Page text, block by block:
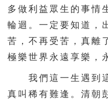
451 452
456 457
多做利益眾生的事情
輪迴。一定要知道，
苦，不再受苦，真離
極樂世界永遠享樂，
我們這一生遇到這
真叫稀有難逢。清朝